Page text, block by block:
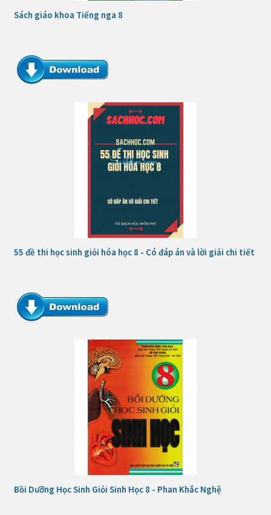
Sách giáo khoa Tiếng nga 8
55 đề thi học sinh giỏi hóa học 8 - Có đáp án và lời giải chi tiết
Bồi Dưỡng Học Sinh Giỏi Sinh Học 8 - Phan Khắc Nghệ